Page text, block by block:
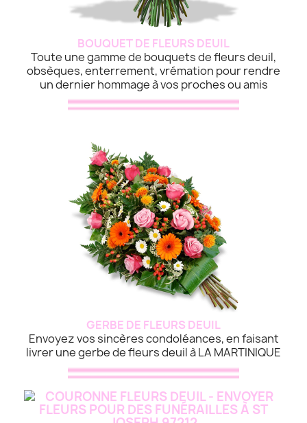
BOUQUET DE FLEURS DEUIL
Toute une gamme de bouquets de fleurs deuil,
obsèques, enterrement, vrémation pour rendre
un dernier hommage à vos proches ou amis
GERBE DE FLEURS DEUIL
Envoyez vos sincères condoléances, en faisant
livrer une gerbe de fleurs deuil à LA MARTINIQUE